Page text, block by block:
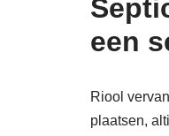
een
Riool
plaatsen,